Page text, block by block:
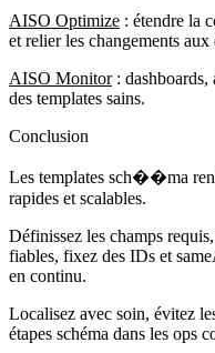
AISO Optimize : étendre la
et relier les changements
AISO Monitor: dashboards,
des templates sains.
Conclusion
Les templates sch��ma
rapides et scalables.
Définissez les champs
fiables, fixez des IDs et
en continu.
Localisez avec soin, évitez
étapes schéma dans les ops